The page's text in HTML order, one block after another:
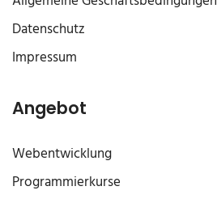
Datenschutz
Impressum
Angebot
Webentwicklung
Programmierkurse